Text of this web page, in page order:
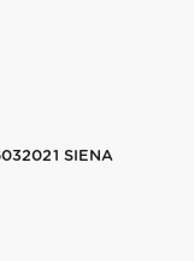
SIENA